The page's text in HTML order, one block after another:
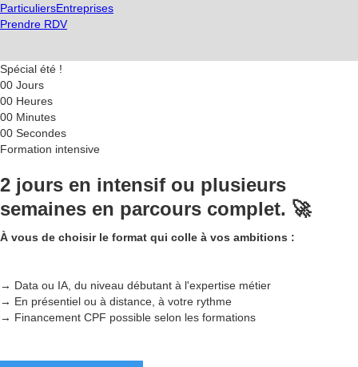
ParticuliersEntreprises
Prendre RDV
Spécial été !
00 Jours
00 Heures
00 Minutes
00 Secondes
Formation intensive
2 jours en intensif ou plusieurs
semaines en parcours complet. 🚀
À vous de choisir le format qui colle à vos ambitions :
→ Data ou IA, du niveau débutant à l'expertise métier
→ En présentiel ou à distance, à votre rythme
→ Financement CPF possible selon les formations